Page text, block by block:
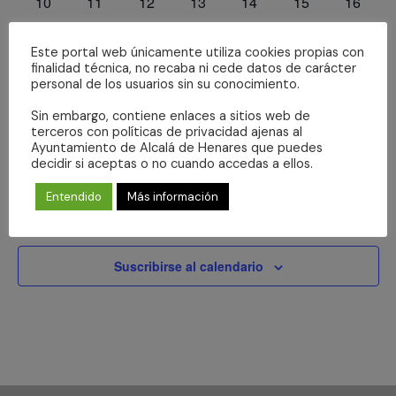
eventoseventoseventoseventoseventoseventoseventos
eventoseventoseventoseventos eventos eventos eventos
0
eventos
24
0
eventos
25
0
eventos
26
0
eventos
27
0
eventos
28
0
eventos
29
0
30
eventos eventoseventoseventoseventos eventos
Aviso No hay ningún evento este día.
Jul Este mes
Suscribirse al calendario
Este portal web únicamente utiliza cookies propias con
finalidad técnica, no recaba ni cede datos de carácter
personal de los usuarios sin su conocimiento.
Sin embargo, contiene enlaces a sitios web de
terceros con políticas de privacidad ajenas al
Ayuntamiento de Alcalá de Henares que puedes
decidir si aceptas o no cuando accedas a ellos.
Entendido Más información